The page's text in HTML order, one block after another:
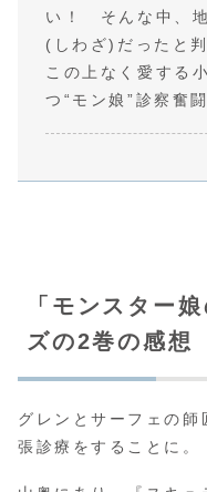
い！ そんな中、
(しわざ)だったと
この上なく愛する
つ“モン娘”診察奮
「モンスター
ズの2巻の感想
グレンとサーフェの師
張診療をすることに。